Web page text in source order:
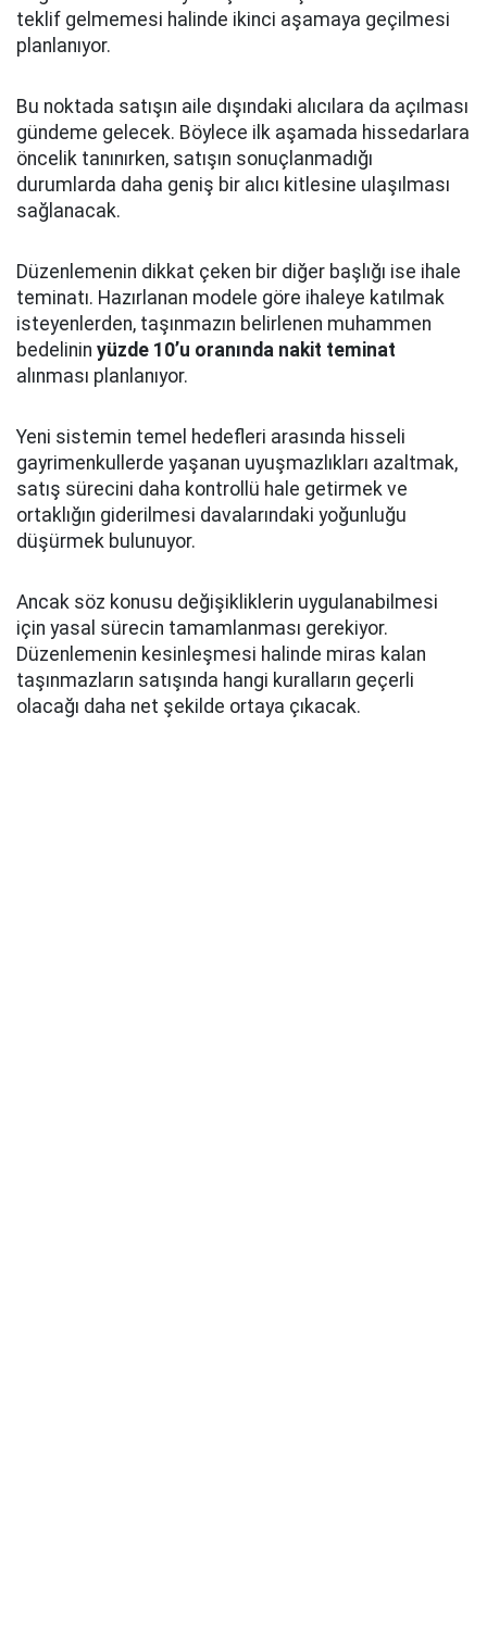
teklif gelmemesi halinde ikinci aşamaya geçilmesi
planlanıyor.
Bu noktada satışın aile dışındaki alıcılara da açılması
gündeme gelecek. Böylece ilk aşamada hissedarlara
öncelik tanınırken, satışın sonuçlanmadığı
durumlarda daha geniş bir alıcı kitlesine ulaşılması
sağlanacak.
Düzenlemenin dikkat çeken bir diğer başlığı ise ihale
teminatı. Hazırlanan modele göre ihaleye katılmak
isteyenlerden, taşınmazın belirlenen muhammen
bedelinin yüzde 10’u oranında nakit teminat
alınması planlanıyor.
Yeni sistemin temel hedefleri arasında hisseli
gayrimenkullerde yaşanan uyuşmazlıkları azaltmak,
satış sürecini daha kontrollü hale getirmek ve
ortaklığın giderilmesi davalarındaki yoğunluğu
düşürmek bulunuyor.
Ancak söz konusu değişikliklerin uygulanabilmesi
için yasal sürecin tamamlanması gerekiyor.
Düzenlemenin kesinleşmesi halinde miras kalan
taşınmazların satışında hangi kuralların geçerli
olacağı daha net şekilde ortaya çıkacak.